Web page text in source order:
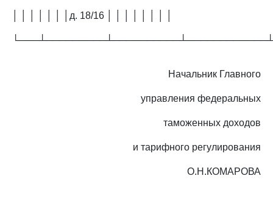
│ │ │ │ │ │ │д. 18/16 │ │ │ │ │ │ │ │
Начальник Главного
управления федеральных
таможенных доходов
и тарифного регулирования
О.Н.КОМАРОВА